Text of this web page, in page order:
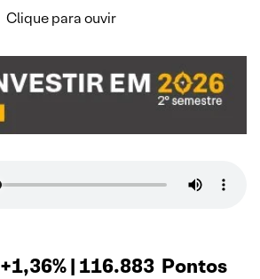
Clique para ouvir
| 116.883 Pontos